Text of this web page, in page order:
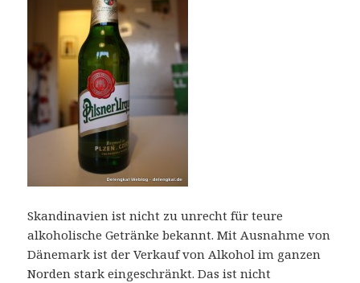
Skandinavien ist nicht zu unrecht für teure
alkoholische Getränke bekannt. Mit Ausnahme von
Dänemark ist der Verkauf von Alkohol im ganzen
Norden stark eingeschränkt. Das ist nicht